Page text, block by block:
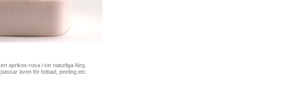
aprikos-rosa i sin naturliga färg.
även för fotbad, peeling etc.